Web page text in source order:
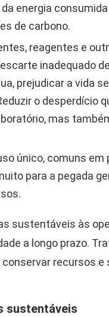
energia
de carbono.
reagentes e
inadequado
prejudicar a vida
o desperdício
mas
único, comuns
para a pegada
sustentáveis às
a longo prazo.
recursos
sustentáveis